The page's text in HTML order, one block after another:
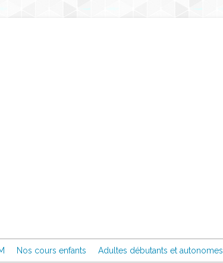
Nos cours enfants Adultes débutants et autonomes